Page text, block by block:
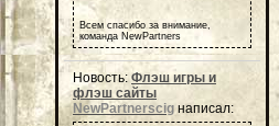
Всем спасибо за внимание,
команда NewPartners
Новость: Флэш игры и
флэш сайты
NewPartnerscig написал: